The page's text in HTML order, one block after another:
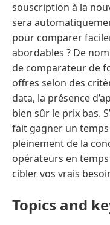
souscription à la
sera
pour comparer
abordables ? De
de comparateur de
offres selon des
data, la présence
bien sûr le prix bas.
fait gagner un
pleinement de la
opérateurs en
cibler vos vrais
Topics and